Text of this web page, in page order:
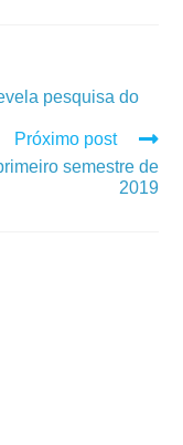
pesquisa do
Próximo post
semestre de
2019